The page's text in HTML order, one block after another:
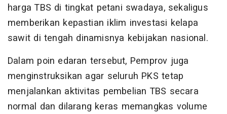
harga TBS di tingkat petani swadaya, sekaligus
memberikan kepastian iklim investasi kelapa
sawit di tengah dinamisnya kebijakan nasional.
Dalam poin edaran tersebut, Pemprov juga
menginstruksikan agar seluruh PKS tetap
menjalankan aktivitas pembelian TBS secara
normal dan dilarang keras memangkas volume